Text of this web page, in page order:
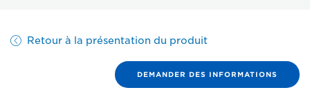
Retour à la présentation du produit
DEMANDER DES INFORMATIONS